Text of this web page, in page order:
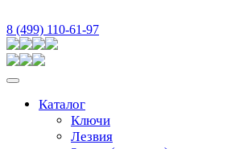
8 (499) 110-61-97
Каталог
Ключи
Лезвия